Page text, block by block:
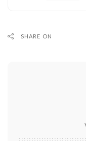
SHARE ON